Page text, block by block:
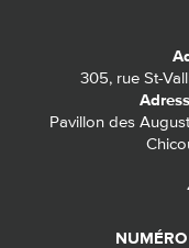
305, rue St-
Pavillon des